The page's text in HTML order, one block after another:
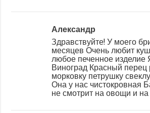
Александр
Здравствуйте! У моего
месяцев Очень любит
любое печенное изделие
Виноград Красный перец
морковку петрушку
Она у нас чистокровная
не смотрит на овощи и